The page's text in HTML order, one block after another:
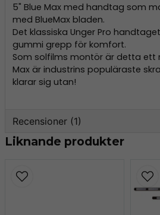
5" Blue Max med handtag som
med BlueMax bladen.
Det klassiska Unger Pro
gummi grepp för komfort.
Som solfilms montör är detta ett
Max är industrins populäraste
klarar sig utan!
Recensioner (1)
Bra!
Liknande produkter